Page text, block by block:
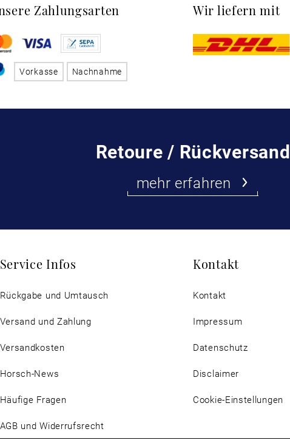
Retoure / Rückversand
mehr erfahren
Zahlungsarten
Vorkasse Nachnahme
Wir liefern mit
Service Infos
Rückgabe und Umtausch
Versand und Zahlung
Versandkosten
Horsch-News
Häufige Fragen
AGB und Widerrufsrecht
Kontakt
Kontakt
Impressum
Datenschutz
Disclaimer
Cookie-Einstellungen